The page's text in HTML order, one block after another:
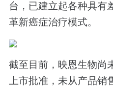
台，已建立起各种具有
革新癌症治疗模式。
截至目前，映恩生物尚
上市批准，未从产品销